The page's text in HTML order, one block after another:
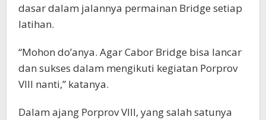
dasar dalam jalannya permainan Bridge setiap
latihan.
“Mohon do’anya. Agar Cabor Bridge bisa lancar
dan sukses dalam mengikuti kegiatan Porprov
VIII nanti,” katanya.
Dalam ajang Porprov VIII, yang salah satunya